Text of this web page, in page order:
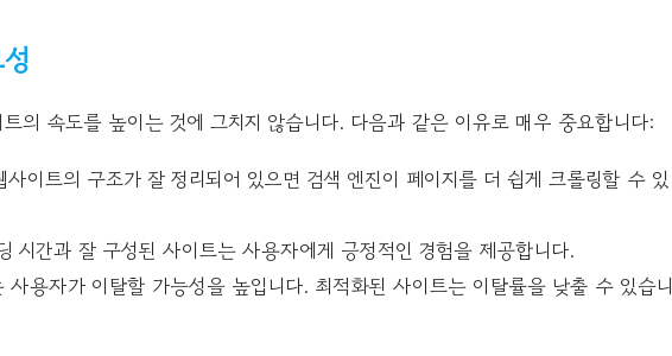
의 속도를 높이는 것에 그치지 않습니다. 다음과 같은 이유로 매우 중요합니다:
사이트의 구조가 잘 정리되어 있으면 검색 엔진이 페이지를 더 쉽게 크롤링할 수 있
시간과 잘 구성된 사이트는 사용자에게 긍정적인 경험을 제공합니다.
사용자가 이탈할 가능성을 높입니다. 최적화된 사이트는 이탈률을 낮출 수 있습니